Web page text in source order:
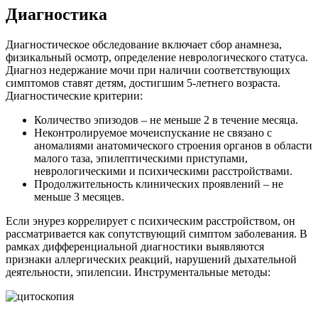
Диагностика
Диагностическое обследование включает сбор анамнеза,
физикальный осмотр, определение неврологического статуса.
Диагноз недержание мочи при наличии соответствующих
симптомов ставят детям, достигшим 5-летнего возраста.
Диагностические критерии:
Количество эпизодов – не меньше 2 в течение месяца.
Неконтролируемое мочеиспускание не связано с
аномалиями анатомического строения органов в области
малого таза, эпилептическими приступами,
неврологическими и психическими расстройствами.
Продолжительность клинических проявлений – не
меньше 3 месяцев.
Если энурез коррелирует с психическим расстройством, он
рассматривается как сопутствующий симптом заболевания. В
рамках дифференциальной диагностики выявляются
признаки аллергических реакций, нарушений дыхательной
деятельности, эпилепсии. Инструментальные методы: